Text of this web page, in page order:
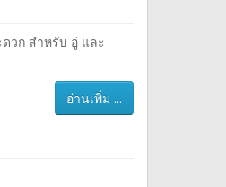
วก สำหรับ อู่ และ
อ่านเพิ่ม ...